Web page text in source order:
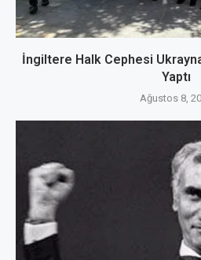
İngiltere Halk Cephesi
Yaptı
Ağustos 8,